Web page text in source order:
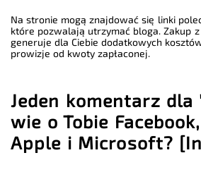
Na stronie mogą znajdować się linki
które pozwalają utrzymać bloga. Zakup
generuje dla Ciebie dodatkowych
prowizje od kwoty zapłaconej.
Jeden komentarz dla
wie o Tobie
Apple i Microsoft?